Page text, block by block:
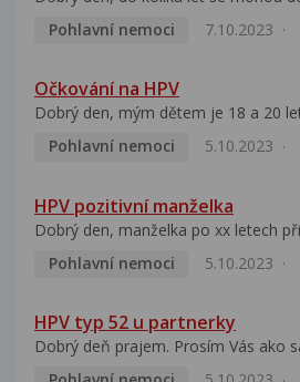
Pohlavní nemoci
7.10.2023
Očkování na HPV
Dobrý den, mým dětem je 18 a 20
Pohlavní nemoci
5.10.2023
HPV pozitivní manželka
Dobrý den, manželka po xx letech
Pohlavní nemoci
5.10.2023
HPV typ 52 u partnerky
Dobrý deň prajem. Prosím Vás ako